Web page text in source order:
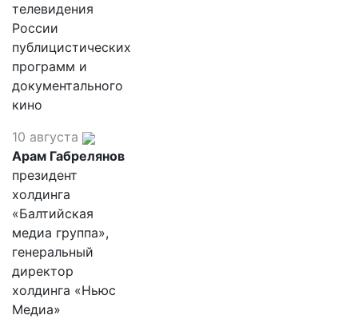
телевидения
России
публицистических
программ и
документального
кино
10 августа
Арам Габрелянов
президент
холдинга
«Балтийская
медиа группа»,
генеральный
директор
холдинга «Ньюс
Медиа»